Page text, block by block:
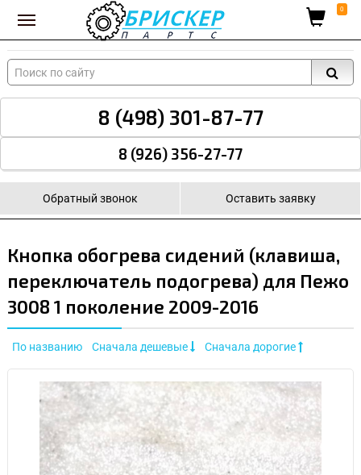
Вход для поставщиков 0
8 (498) 301-87-77
8 (926) 356-27-77
Обратный звонок Оставить заявку
Кнопка обогрева сидений (клавиша,
переключатель подогрева) для Пежо
3008 1 поколение 2009-2016
По названию Сначала дешевые Сначала дорогие